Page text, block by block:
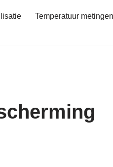
Temperatuur metingen